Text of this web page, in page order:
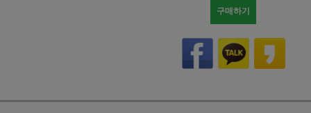
구매하기